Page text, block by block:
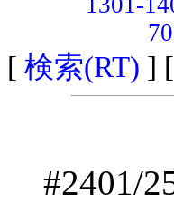
[ 検索(RT) ]